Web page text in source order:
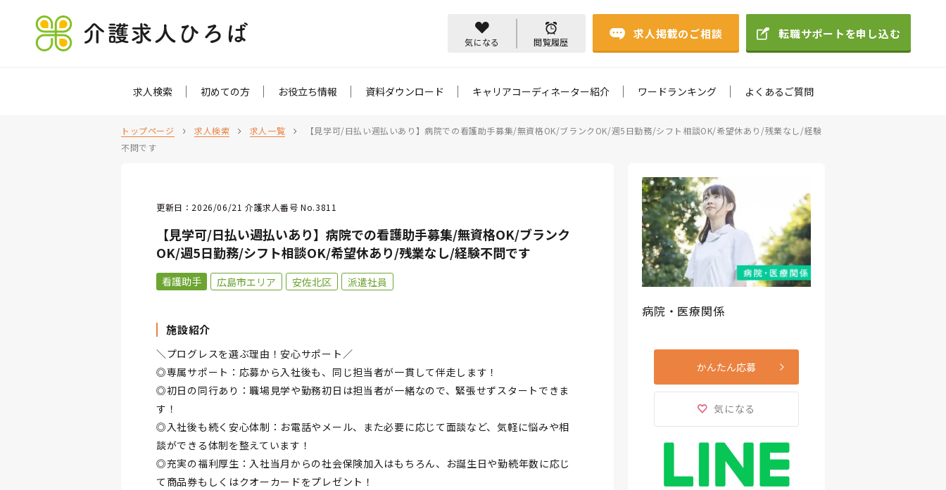
介護求人ひろば 気になる 閲覧履歴
求人掲載のご相談 転職サポートを申し込む
求人検索 初めての方 お役立ち情報 資料ダウンロード キャリアコーディネーター紹介 ワードランキング よくあるご質問
トップページ 求人検索 求人一覧
【見学可/日払い週払いあり】病院での看護助手募集/無資格OK/ブランクOK/週5日勤務/シフト相談OK/希望休あり/残業なし/経験
不問です
更新日：2026/06/21 介護求人番号 No.3811
【見学可/日払い週払いあり】病院での看護助手募集/無資格OK/ブランク
OK/週5日勤務/シフト相談OK/希望休あり/残業なし/経験不問です
看護助手 広島市エリア 安佐北区 派遣社員
施設紹介
＼プログレスを選ぶ理由！安心サポート／
◎専属サポート：応募から入社後も、同じ担当者が一貫して伴走します！
◎初日の同行あり：職場見学や勤務初日は担当者が一緒なので、緊張せずスタートできま
す！
◎入社後も続く安心体制：お電話やメール、また必要に応じて面談など、気軽に悩みや相
談ができる体制を整えています！
◎充実の福利厚生：入社当月からの社会保険加入はもちろん、お誕生日や勤続年数に応じ
て商品券もしくはクオーカードをプレゼント！
病院・医療関係
かんたん応募
気になる